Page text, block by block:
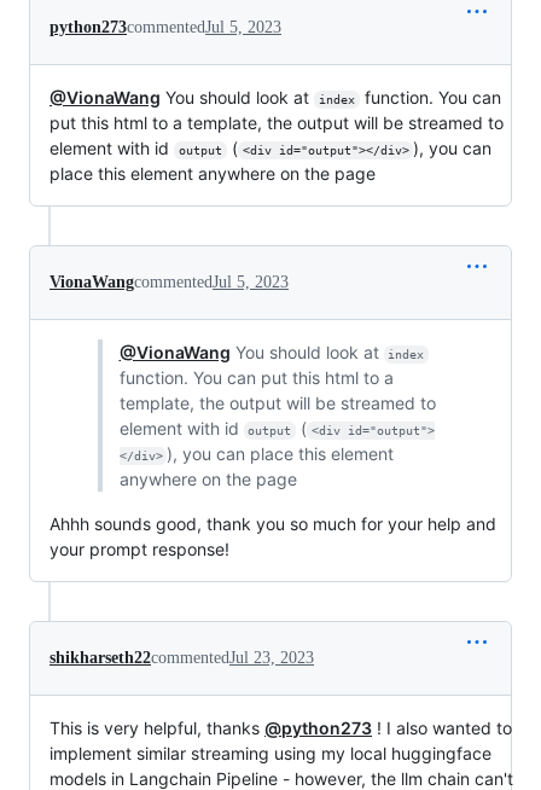
python273commentedJul 5, 2023
@VionaWang You should look at index
function. You can
put this html to a template, the output will be streamed to
element with id
output ( <div id="output"></div> ), you can
place this element anywhere on the page
VionaWangcommentedJul 5, 2023
@VionaWang You should look at index
function. You can put this html to a
template, the output will be streamed to
element with id
output ( <div id="output">
</div> ), you can place this element
anywhere on the page
Ahhh sounds good, thank you so much for your help and
your prompt response!
shikharseth22commentedJul 23, 2023
This is very helpful, thanks @python273 ! I also wanted to
implement similar streaming using my local huggingface
models in Langchain Pipeline - however, the llm chain can't